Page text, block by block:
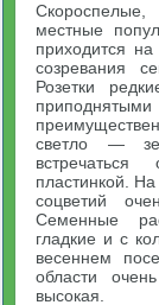
местные
приходится
созревания
Розетки
светло —
пластинкой.
соцветий
Семенные
гладкие и с
весеннем
области
высокая.